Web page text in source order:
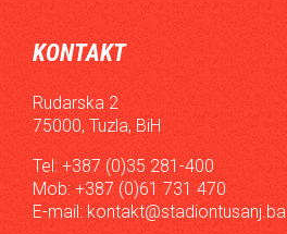
KONTAKT
Rudarska 2
75000, Tuzla, BiH
Tel: +387 (0)35 281-400
Mob: +387 (0)61 731 470
E-mail: kontakt@stadiontusanj.ba